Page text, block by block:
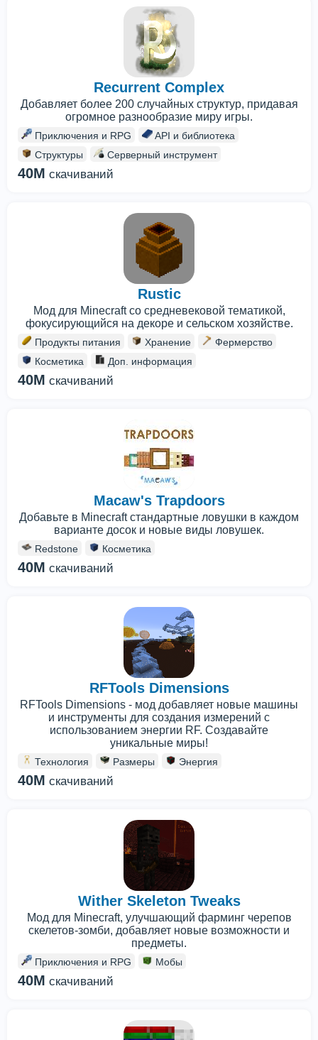
Recurrent Complex
Добавляет более 200 случайных структур, придавая
огромное разнообразие миру игры.
Приключения и RPG
API и библиотека
Структуры
Серверный инструмент
40M скачиваний
Rustic
Мод для Minecraft со средневековой тематикой,
фокусирующийся на декоре и сельском хозяйстве.
Продукты питания Хранение
Фермерство
Косметика
Доп. информация
40M скачиваний
Macaw's Trapdoors
Добавьте в Minecraft стандартные ловушки в каждом
варианте досок и новые виды ловушек.
Redstone Косметика
40M скачиваний
RFTools Dimensions
RFTools Dimensions - мод добавляет новые машины
и инструменты для создания измерений с
использованием энергии RF. Создавайте
уникальные миры!
Технология Размеры Энергия
40M скачиваний
Wither Skeleton Tweaks
Мод для Minecraft, улучшающий фарминг черепов
скелетов-зомби, добавляет новые возможности и
предметы.
Приключения и RPG Мобы
40M скачиваний